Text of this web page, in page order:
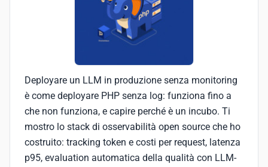
Deployare un LLM in produzione senza monitoring
è come deployare PHP senza log: funziona fino a
che non funziona, e capire perché è un incubo. Ti
mostro lo stack di osservabilità open source che ho
costruito: tracking token e costi per request, latenza
p95, evaluation automatica della qualità con LLM-